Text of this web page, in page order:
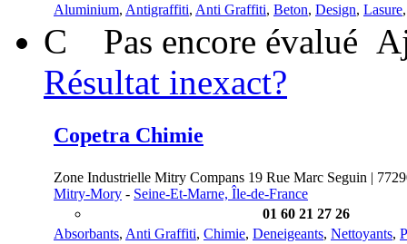
Aluminium, Antigraffiti, Anti Graffiti, Beton, Design, Lasure
C Pas encore évalué
Résultat inexact?
Copetra Chimie
Zone Industrielle Mitry Compans 19 Rue Marc Seguin |
Mitry-Mory - Seine-Et-Marne, Île-de-France
01 60 21 27 26
Absorbants, Anti Graffiti, Chimie, Deneigeants, Nettoyants,